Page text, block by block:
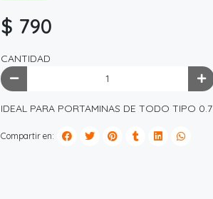
$ 790
CANTIDAD
IDEAL PARA PORTAMINAS DE TODO TIPO 0.7
Compartir en: